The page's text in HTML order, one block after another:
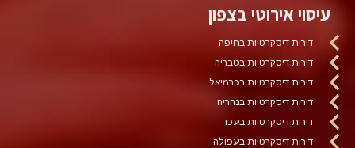
עיסוי אירוטי בצפון
דירות דיסקרטיות בחיפה
דירות דיסקרטיות בטבריה
דירות דיסקרטיות בכרמיאל
דירות דיסקרטיות בנהריה
דירות דיסקרטיות בעכו
דירות דיסקרטיות בעפולה